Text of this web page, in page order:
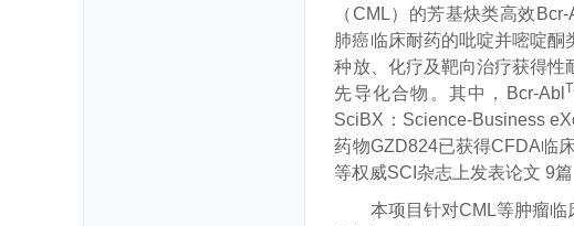
（CML）的芳基炔类高效 Bcr-
肺癌临床耐药的吡啶并嘧啶酮
种放、 化疗及靶向治疗获得性
先导化合物。其中，
Bcr-Abl
SciBX ： Science-Business
药物GZD824已获得CFDA临
等权威SCI 杂志上发表论文 9
本项目 针对CML等肿瘤临